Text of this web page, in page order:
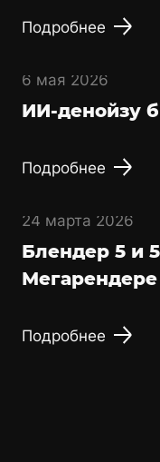
Подробнее
6 мая 2026
ИИ-денойзу
Подробнее
24 марта 2026
Блендер 5 и
Мегарендере
Подробнее